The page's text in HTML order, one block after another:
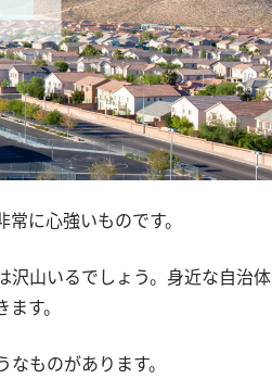
に心強いものです。
沢山いるでしょう。身近な自治体
す。
ものがあります。